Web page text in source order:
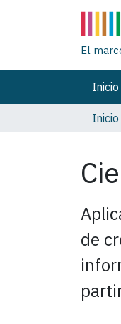
El
Inicio
Inicio
de